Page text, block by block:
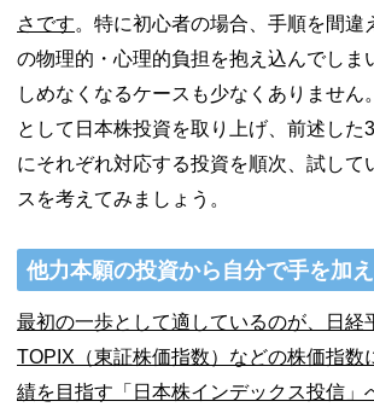
さです。特に初心者の場合、手順を間違
の物理的・心理的負担を抱え込んでしま
しめなくなるケースも少なくありません
として日本株投資を取り上げ、前述した
にそれぞれ対応する投資を順次、試して
スを考えてみましょう。
他力本願の投資から自分で手を加
最初の一歩として適しているのが、日経
TOPIX（東証株価指数）などの株価指数
績を目指す「日本株インデックス投信」